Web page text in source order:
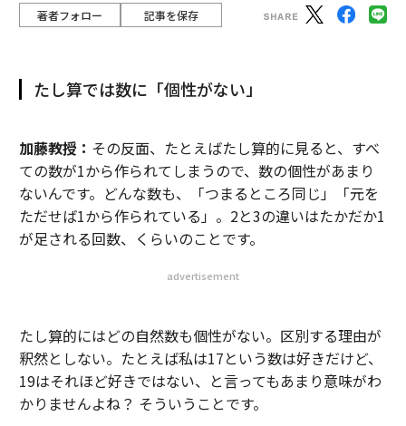
著者フォロー 記事を保存
たし算では数に「個性がない」
加藤教授： その反面、たとえばたし算的に見ると、すべ
ての数が1から作られてしまうので、数の個性があまり
ないんです。どんな数も、「つまるところ同じ」「元を
ただせば1から作られている」。2と3の違いはたかだか1
が足される回数、くらいのことです。
advertisement
たし算的にはどの自然数も個性がない。区別する理由が
釈然としない。たとえば私は17という数は好きだけど、
19はそれほど好きではない、と言ってもあまり意味がわ
かりませんよね？ そういうことです。